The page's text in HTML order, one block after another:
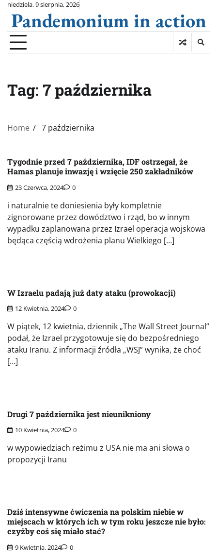
Skip
content
niedziela, 9 sierpnia, 2026
Pandemonium in action
Tag: 7 października
Home 7 października
Tygodnie przed 7 października, IDF ostrzegał, że
Hamas planuje inwazję i wzięcie 250 zakładników
23 Czerwca, 2024 0
i naturalnie te doniesienia były kompletnie
zignorowane przez dowództwo i rząd, bo w innym
wypadku zaplanowana przez Izrael operacja wojskowa
będąca częścią wdrożenia planu Wielkiego […]
W Izraelu padają już daty ataku (prowokacji)
12 Kwietnia, 2024 0
W piątek, 12 kwietnia, dziennik „The Wall Street Journal”
podał, że Izrael przygotowuje się do bezpośredniego
ataku Iranu. Z informacji źródła „WSJ” wynika, że choć
[…]
Drugi 7 października jest nieunikniony
10 Kwietnia, 2024 0
w wypowiedziach reżimu z USA nie ma ani słowa o
propozycji Iranu
Dziś intensywne ćwiczenia na polskim niebie w
miejscach w których ich w tym roku jeszcze nie było:
czyżby coś się miało stać?
9 Kwietnia, 2024 0